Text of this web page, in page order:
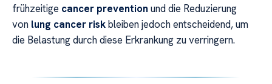
frühzeitige cancer prevention und die Reduzierung
von lung cancer riskbleiben jedoch entscheidend, um
die Belastung durch diese Erkrankung zu verringern.